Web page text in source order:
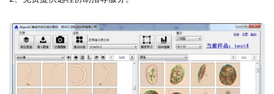
（4）可根据采集地地理坐标在地图上定位及标注，支持高德地图、
三、标配的配置清单
1、万深藻类自动分类计数仪系统软件 1套
2、自动数字显微影像扫描系统（研究级三目生物显微镜（含机架、
三目观察筒、物镜转盘、镜臂、10倍宽视场可调目镜，20X平场半
复消色差物镜）、高精度电控XYZ自动扫描平台+控制器+2000万像
素相机）1套